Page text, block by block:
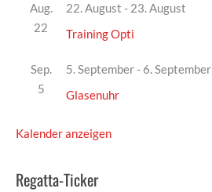
Aug.
22
22. August - 23. August
Training Opti
Sep.
5
5. September- 6. September
Glasenuhr
Kalender anzeigen
Regatta-Ticker